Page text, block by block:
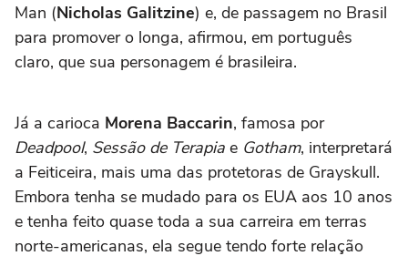
Man (Nicholas Galitzine) e, de passagem no Brasil
para promover o longa, afirmou, em português
claro, que sua personagem é brasileira.
Já a carioca Morena Baccarin, famosa por
Deadpool, Sessão de Terapia e Gotham, interpretará
a Feiticeira, mais uma das protetoras de Grayskull.
Embora tenha se mudado para os EUA aos 10 anos
e tenha feito quase toda a sua carreira em terras
norte-americanas, ela segue tendo forte relação